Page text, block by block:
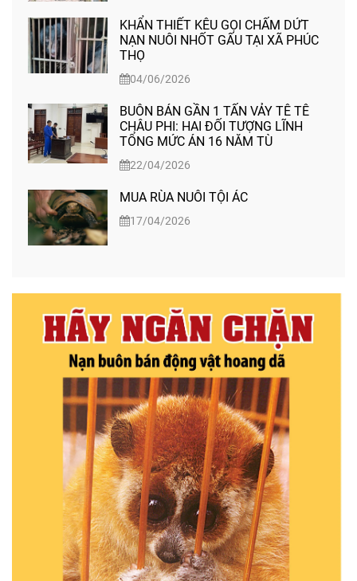
KHẨN THIẾT KÊU GỌI CHẤM DỨT
NẠN NUÔI NHỐT GẤU TẠI XÃ PHÚC
THỌ
04/06/2026
BUÔN BÁN GẦN 1 TẤN VẢY TÊ TÊ
CHÂU PHI: HAI ĐỐI TƯỢNG LĨNH
TỔNG MỨC ÁN 16 NĂM TÙ
22/04/2026
MUA RÙA NUÔI TỘI ÁC
17/04/2026